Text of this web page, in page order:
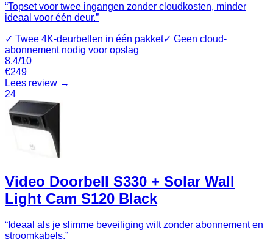
“Topset voor twee ingangen zonder cloudkosten, minder
ideaal voor één deur.”
✓ Twee 4K-deurbellen in één pakket✓ Geen cloud-
abonnement nodig voor opslag
8.4/10
€249
Lees review →
24
Video Doorbell S330 + Solar Wall
Light Cam S120 Black
“ Ideaal als je slimme beveiliging wilt zonder abonnement en
stroomkabels.”